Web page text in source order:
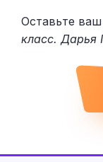
Оставьте
класс. Дарья